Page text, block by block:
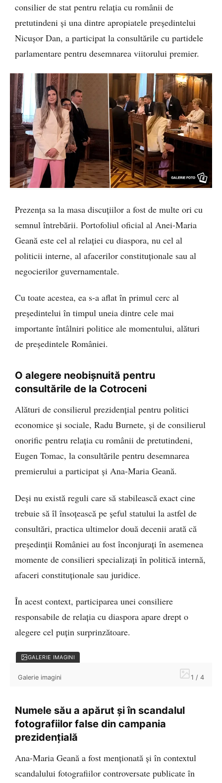
consilier de stat pentru relația cu românii de
pretutindeni și una dintre apropiatele președintelui
Nicușor Dan, a participat la consultările cu partidele
parlamentare pentru desemnarea viitorului premier.
Prezența sa la masa discuțiilor a fost de multe ori cu
semnul întrebării. Portofoliul oficial al Anei-Maria
Geană este cel al relației cu diaspora, nu cel al
politicii interne, al afacerilor constituționale sau al
negocierilor guvernamentale.
Cu toate acestea, ea s-a aflat în primul cerc al
președintelui în timpul uneia dintre cele mai
importante întâlniri politice ale momentului, alături
de președintele României.
O alegere neobișnuită pentru
consultările de la Cotroceni
Alături de consilierul prezidențial pentru politici
economice și sociale, Radu Burnete, și de consilierul
onorific pentru relația cu românii de pretutindeni,
Eugen Tomac, la consultările pentru desemnarea
premierului a participat și Ana-Maria Geană.
Deși nu există reguli care să stabilească exact cine
trebuie să îl însoțească pe șeful statului la astfel de
consultări, practica ultimelor două decenii arată că
președinții României au fost înconjurați în asemenea
momente de consilieri specializați în politică internă,
afaceri constituționale sau juridice.
În acest context, participarea unei consiliere
responsabile de relația cu diaspora apare drept o
alegere cel puțin surprinzătoare.
GALERIE IMAGINI
Galerie imagini 1 / 4
Numele său a apărut și în scandalul
fotografiilor false din campania
prezidențială
Ana-Maria Geană a fost menționată și în contextul
scandalului fotografiilor controversate publicate în